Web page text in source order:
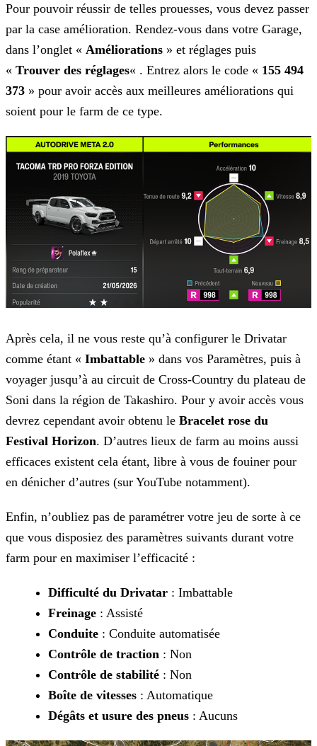
Pour pouvoir réussir de telles prouesses, vous devez passer
par la case amélioration. Rendez-vous dans votre Garage,
dans l’onglet « Améliorations » et réglages puis
« Trouver des réglages« . Entrez alors le code « 155 494
373 » pour avoir accès aux meilleures améliorations qui
soient pour le farm de ce type.
Après cela, il ne vous reste qu’à configurer le Drivatar
comme étant « Imbattable » dans vos Paramètres, puis à
voyager jusqu’à au circuit de Cross-Country du plateau de
Soni dans la région de Takashiro. Pour y avoir accès vous
devrez cependant avoir obtenu le Bracelet rose du
Festival Horizon. D’autres lieux de farm au moins aussi
efficaces existent cela étant, libre à vous de fouiner pour
en dénicher d’autres (sur YouTube notamment).
Enfin, n’oubliez pas de paramétrer votre jeu de sorte à ce
que vous disposiez des paramètres suivants durant votre
farm pour en maximiser l’efficacité :
Difficulté du Drivatar : Imbattable
Freinage : Assisté
Conduite : Conduite automatisée
Contrôle de traction : Non
Contrôle de stabilité : Non
Boîte de vitesses : Automatique
Dégâts et usure des pneus : Aucuns